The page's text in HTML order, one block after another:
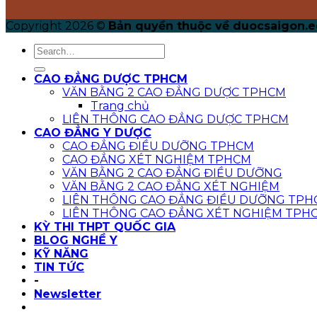
Copyright 2026 © Bản quyền thuộc về
CAO ĐẲNG DƯỢC TPHCM
VĂN BẰNG 2 CAO ĐẲNG DƯỢC TPHCM
Trang chủ
LIÊN THÔNG CAO ĐẲNG DƯỢC TPHCM
CAO ĐẲNG Y DƯỢC
CAO ĐẲNG ĐIỀU DƯỠNG TPHCM
CAO ĐẲNG XÉT NGHIỆM TPHCM
VĂN BẰNG 2 CAO ĐẲNG ĐIỀU DƯỠNG
VĂN BẰNG 2 CAO ĐẲNG XÉT NGHIỆM
LIÊN THÔNG CAO ĐẲNG ĐIỀU DƯỠNG
LIÊN THÔNG CAO ĐẲNG XÉT NGHIỆM
KỲ THI THPT QUỐC GIA
BLOG NGHỀ Y
KỸ NĂNG
TIN TỨC
-
Newsletter